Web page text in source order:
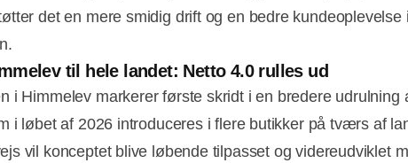
det en mere smidig drift og en bedre kundeoplevelse
til hele landet: Netto 4.0 rulles ud
i Himmelev markerer første skridt i en bredere udrulning
i løbet af 2026 introduceres i flere butikker på tværs af
vil konceptet blive løbende tilpasset og videreudviklet